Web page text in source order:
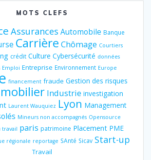
MOTS CLEFS
Assurances Automobile Banque
Carrière Chômage Courtiers
crédit Culture Cybersécurité données
Emploi Entreprise Environnement Europe
financement fraude Gestion des risques
Industrie investigation
Laurent Wauquiez Lyon Management
Mineurs non accompagnés Opensource
travail paris patrimoine Placement PME
régionale reportage SAnté Sicav Start-up
Travail